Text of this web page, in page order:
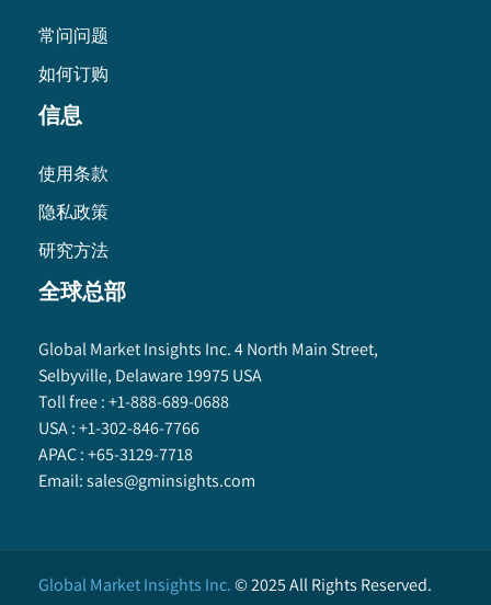
常问问题
如何订购
信息
使用条款
隐私政策
研究方法
全球总部
Global Market Insights Inc. 4 North Main Street,
Selbyville, Delaware 19975 USA
Toll free :+1-888-689-0688
USA :+1-302-846-7766
APAC :+65-3129-7718
Email:sales@gminsights.com
Global Market Insights Inc.©2025All Rights Reserved.